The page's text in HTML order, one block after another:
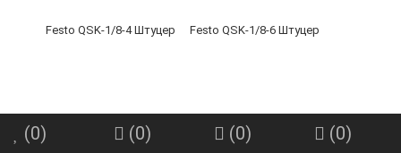
Festo QSK-1/8-4 Штуцер Festo QSK-1/8-6 Штуцер
(0) (0) (0) (0)